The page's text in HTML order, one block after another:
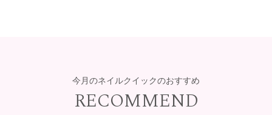
今月のネイルクイックのおすすめ
RECOMMEND